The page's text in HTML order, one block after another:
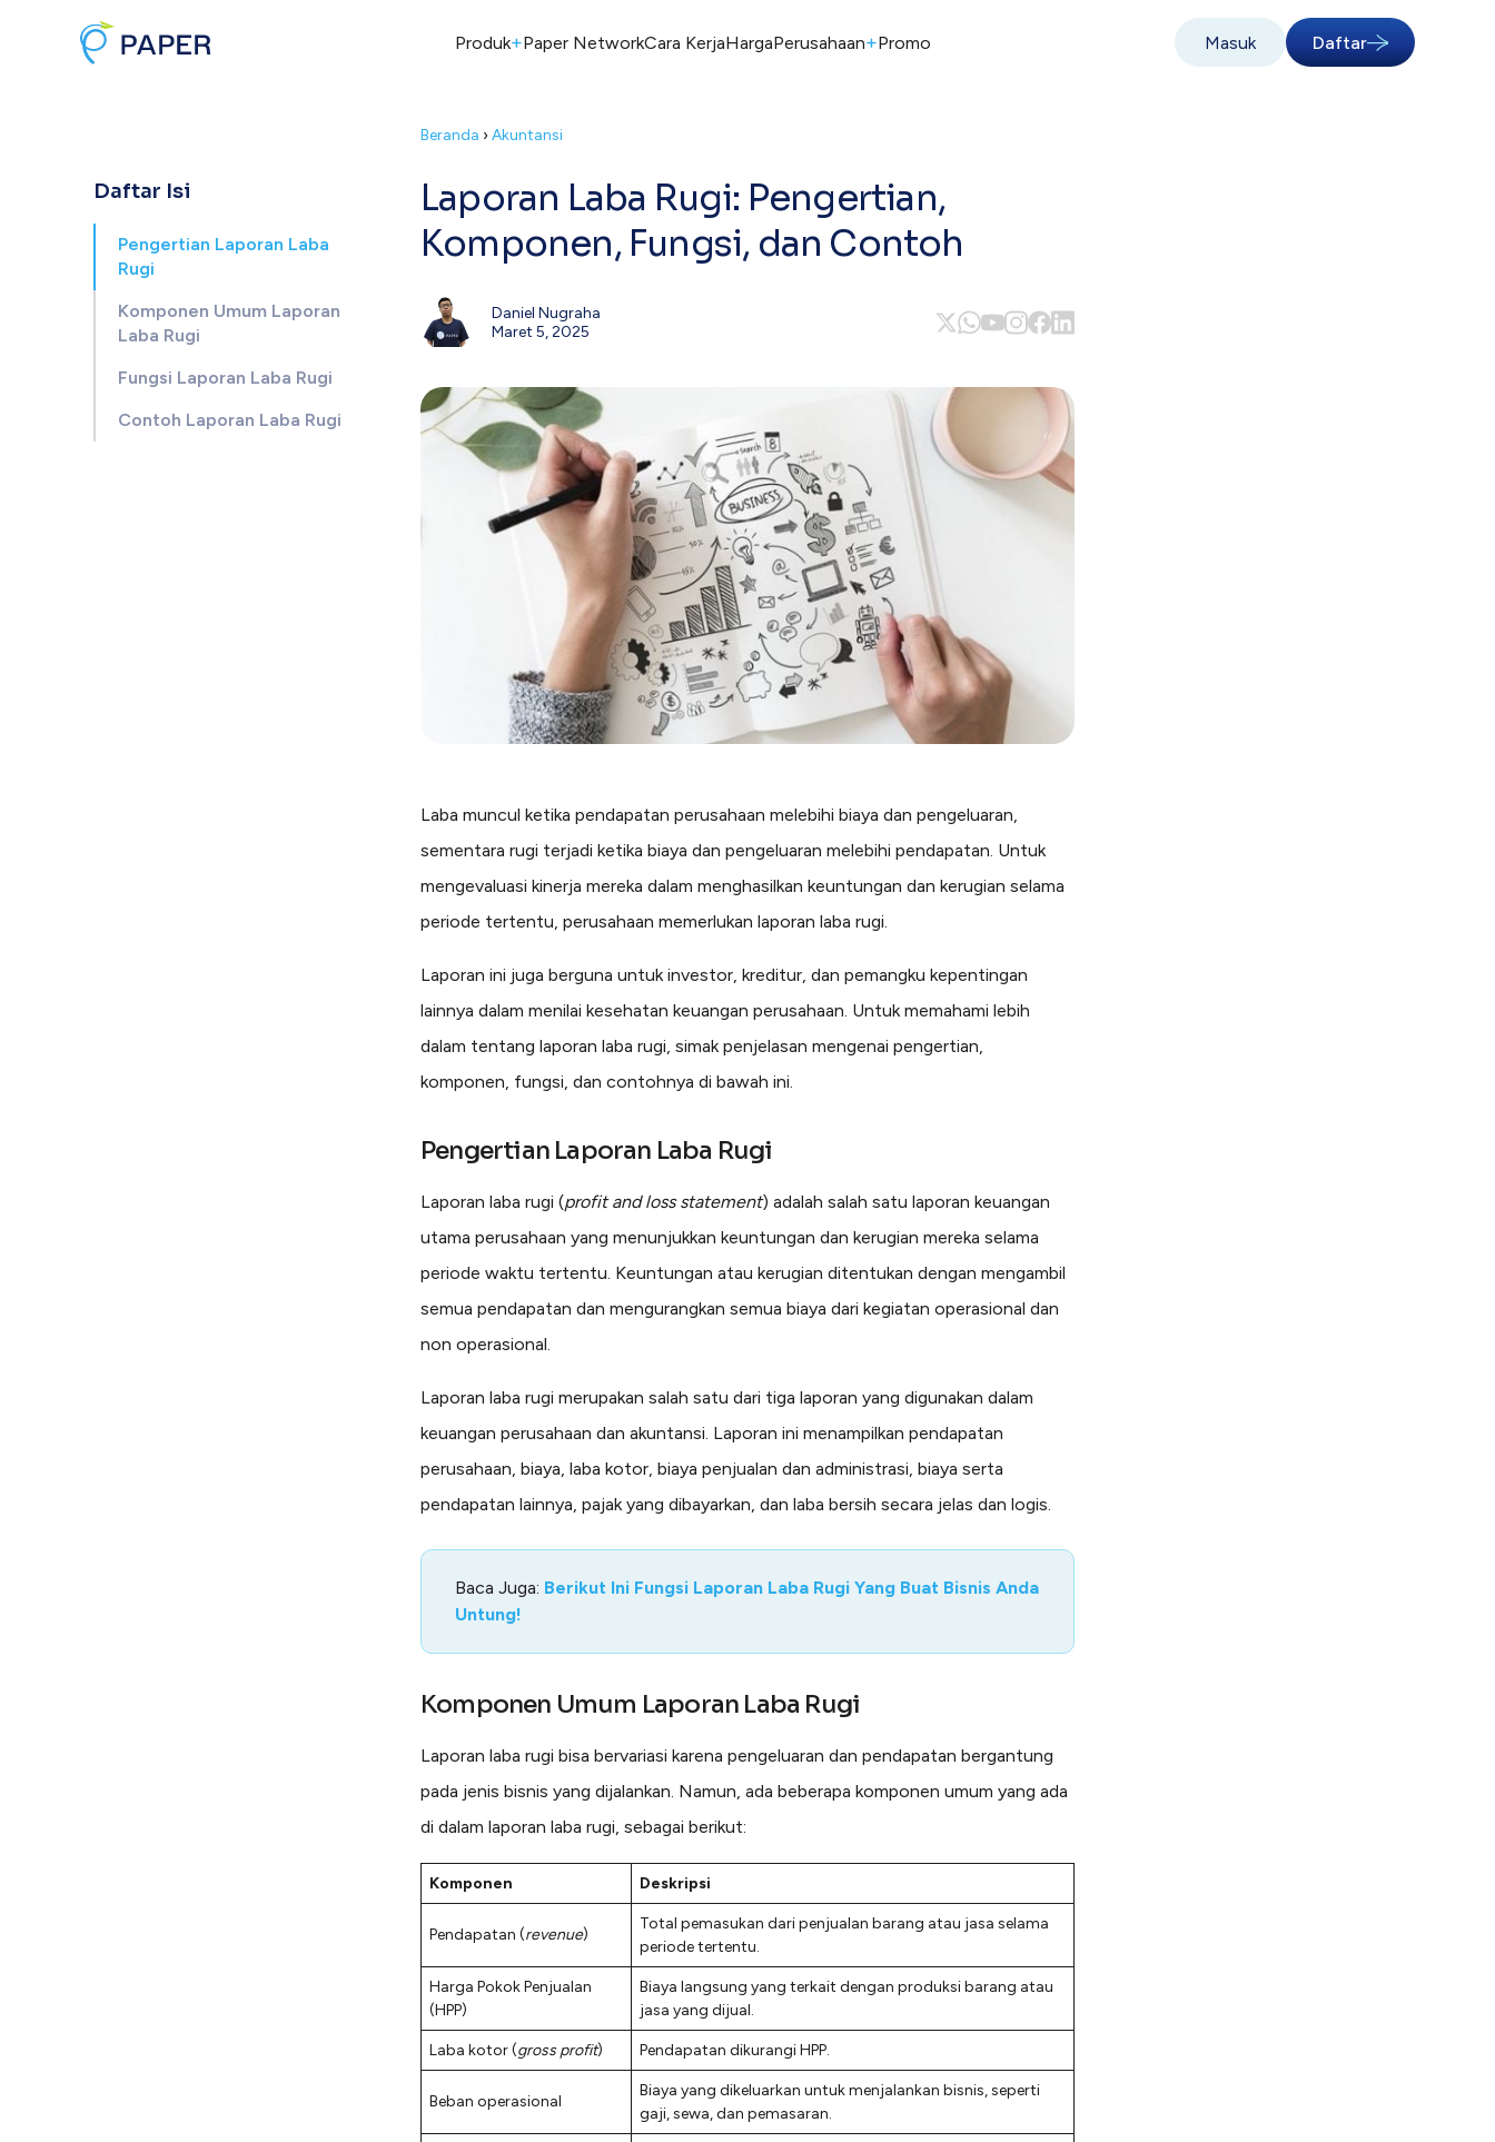
Produk+Paper NetworkCara KerjaHargaPerusahaan+Promo Masuk Daftar
Daftar Isi
Pengertian Laporan Laba
Rugi
Komponen Umum Laporan
Laba Rugi
Fungsi Laporan Laba Rugi
Contoh Laporan Laba Rugi
Beranda › Akuntansi
Laporan Laba Rugi: Pengertian,
Komponen, Fungsi, dan Contoh
Daniel Nugraha
Maret 5, 2025
Laba muncul ketika pendapatan perusahaan melebihi biaya dan pengeluaran,
sementara rugi terjadi ketika biaya dan pengeluaran melebihi pendapatan. Untuk
mengevaluasi kinerja mereka dalam menghasilkan keuntungan dan kerugian selama
periode tertentu, perusahaan memerlukan laporan laba rugi.
Laporan ini juga berguna untuk investor, kreditur, dan pemangku kepentingan
lainnya dalam menilai kesehatan keuangan perusahaan. Untuk memahami lebih
dalam tentang laporan laba rugi, simak penjelasan mengenai pengertian,
komponen, fungsi, dan contohnya di bawah ini.
Pengertian Laporan Laba Rugi
Laporan laba rugi (profit and loss statement) adalah salah satu laporan keuangan
utama perusahaan yang menunjukkan keuntungan dan kerugian mereka selama
periode waktu tertentu. Keuntungan atau kerugian ditentukan dengan mengambil
semua pendapatan dan mengurangkan semua biaya dari kegiatan operasional dan
non operasional.
Laporan laba rugi merupakan salah satu dari tiga laporan yang digunakan dalam
keuangan perusahaan dan akuntansi. Laporan ini menampilkan pendapatan
perusahaan, biaya, laba kotor, biaya penjualan dan administrasi, biaya serta
pendapatan lainnya, pajak yang dibayarkan, dan laba bersih secara jelas dan logis.
Baca Juga: Berikut Ini Fungsi Laporan Laba Rugi Yang Buat Bisnis Anda
Untung!
Komponen Umum Laporan Laba Rugi
Laporan laba rugi bisa bervariasi karena pengeluaran dan pendapatan bergantung
pada jenis bisnis yang dijalankan. Namun, ada beberapa komponen umum yang ada
di dalam laporan laba rugi, sebagai berikut:
Komponen Deskripsi
Pendapatan (revenue)
Total pemasukan dari penjualan barang atau jasa selama
periode tertentu.
Harga Pokok Penjualan
(HPP)
Biaya langsung yang terkait dengan produksi barang atau
jasa yang dijual.
Laba kotor (gross profit) Pendapatan dikurangi HPP.
Beban operasional
Biaya yang dikeluarkan untuk menjalankan bisnis, seperti
gaji, sewa, dan pemasaran.